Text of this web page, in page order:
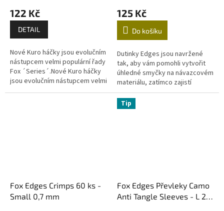
122 Kč
DETAIL
Nové Kuro háčky jsou evolučním
nástupcem velmi populární řady
Fox ´Series´.Nové Kuro háčky
jsou evolučním nástupcem velmi
populární řady Fox ´Series´.
125 Kč
Do košíku
Dutinky Edges jsou navržené
tak, aby vám pomohli vytvořit
úhledné smyčky na návazcovém
materiálu, zatímco zajistí
maximální pevnost spoje.
S krimpovacími kleštěmi...
Fox Edges Crimps 60 ks -
Small 0,7 mm
Tip
Fox Edges Převleky Camo
Anti Tangle Sleeves - L 25